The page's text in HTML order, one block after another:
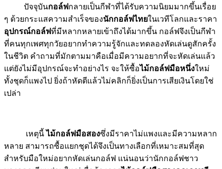
ปัจจุบันกอล์ฟกลายเป็นกีฬาที่ได้รับความนิยมมากขึ้นเรื่อย
ๆ ด้วยกระแสความสำเร็จของนักกอล์ฟไทยในเวทีโลกและราคา
อุปกรณ์กอล์ฟที่มีหลากหลายเข้าถึงได้มากขึ้น กอล์ฟจึงเป็นกีฬา
ที่คนทุกเพศทุกวัยอยากทำความรู้จักและทดลองหัดเล่นดูสักครั้ง
ในชีวิต คำถามที่มักตามมาคือเมื่อมีความอยากที่จะหัดเล่นแล้ว
แต่ยังไม่มีอุปกรณ์จะทำอย่างไร จะให้ซื้อไม้กอล์ฟมือหนึ่งใหม่
ทั้งชุดก็แพงไป ยิ่งถ้าหัดตีแล้วไม่คลิกก็ยิ่งเป็นการเสียเงินโดยใช่
เปล่า
เหตุนี้ไม้กอล์ฟมือสองซึ่งมีราคาไม่แพงและมีความหลาก
หลาย สามารถซื้อแยกชุดได้จึงเป็นทางเลือกที่เหมาะสมที่สุด
สำหรับมือใหม่อยากหัดเล่นกอล์ฟ แน่นอนว่านักกอล์ฟชาว